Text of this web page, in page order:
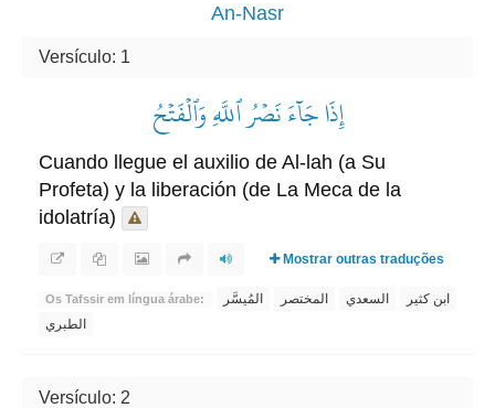
An-Nasr
Versículo: 1
إِذَا جَآءَ نَصۡرُ ٱللَّهِ وَٱلۡفَتۡحُ
Cuando llegue el auxilio de Al-lah (a Su
Profeta) y la liberación (de La Meca de la
idolatría)
Mostrar outras traduções
Os Tafssir em língua árabe: المُيسَّر المختصر السعدي
ابن كثير
الطبري
Versículo: 2